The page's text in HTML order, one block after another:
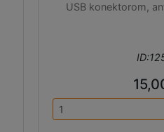
USB konektorom,